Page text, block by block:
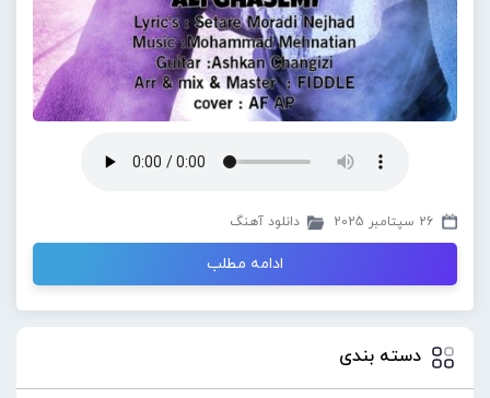
26 سپتامبر 2025 دانلود آهنگ
ادامه مطلب
دسته بندی